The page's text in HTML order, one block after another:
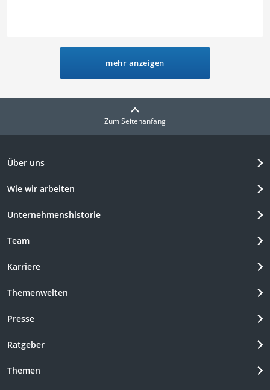
Versicherungswert berechnet wird. Verschaffen Sie sich einen ersten
Überblick zu Tarifen, bei dem teilnehmende Gesellschaften gelistet
mehr anzeigen
Zum Seitenanfang
Über uns
Wie wir arbeiten
Unternehmenshistorie
Team
Karriere
Themenwelten
Presse
Ratgeber
Themen